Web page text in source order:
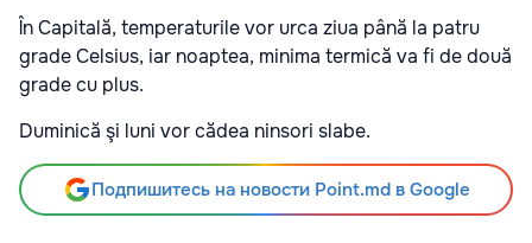
În Capitală, temperaturile vor urca ziua până la patru
grade Celsius, iar noaptea, minima termică va fi de două
grade cu plus.
Duminică şi luni vor cădea ninsori slabe.
Подпишитесь на новости Point.md в Google